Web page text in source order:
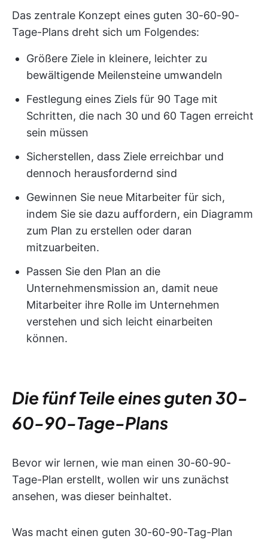
Das zentrale Konzept eines guten 30-60-90-
Tage-Plans dreht sich um Folgendes:
Größere Ziele in kleinere, leichter zu
bewältigende Meilensteine umwandeln
Festlegung eines Ziels für 90 Tage mit
Schritten, die nach 30 und 60 Tagen erreicht
sein müssen
Sicherstellen, dass Ziele erreichbar und
dennoch herausfordernd sind
Gewinnen Sie neue Mitarbeiter für sich,
indem Sie sie dazu auffordern, ein Diagramm
zum Plan zu erstellen oder daran
mitzuarbeiten.
Passen Sie den Plan an die
Unternehmensmission an, damit neue
Mitarbeiter ihre Rolle im Unternehmen
verstehen und sich leicht einarbeiten
können.
Die fünf Teile eines guten 30-
60-90-Tage-Plans
Bevor wir lernen, wie man einen 30-60-90-
Tage-Plan erstellt, wollen wir uns zunächst
ansehen, was dieser beinhaltet.
Was macht einen guten 30-60-90-Tag-Plan